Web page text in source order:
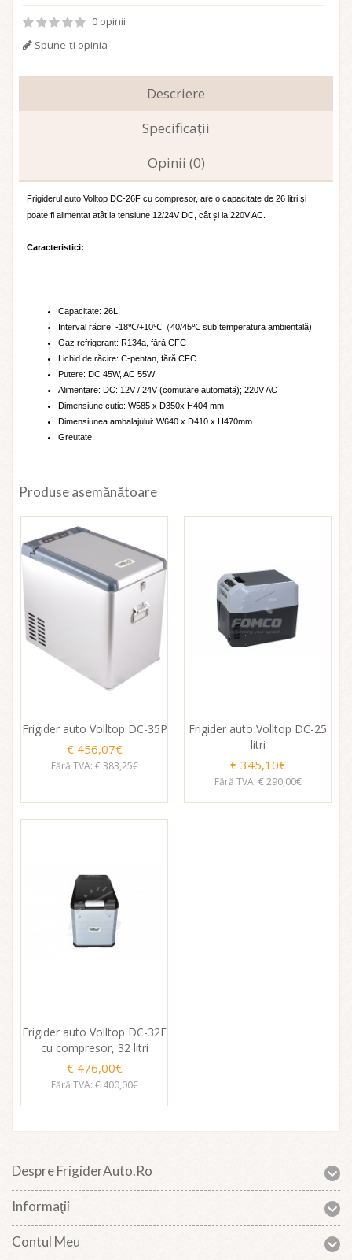
0 opinii
Spune-ţi opinia
Descriere
Specificaţii
Opinii (0)
Frigiderul auto Volltop DC-26F cu compresor, are o capacitate de 26 litri și
poate fi alimentat atât la tensiune 12/24V DC, cât și la 220V AC.
Caracteristici:
Capacitate: 26L
Interval răcire: -18℃/+10℃（40/45℃ sub temperatura ambientală)
Gaz refrigerant: R134a, fără CFC
Lichid de răcire: C-pentan, fără CFC
Putere: DC 45W, AC 55W
Alimentare: DC: 12V / 24V (comutare automată); 220V AC
Dimensiune cutie: W585 x D350x H404 mm
Dimensiunea ambalajului: W640 x D410 x H470mm
Greutate:
Produse asemănătoare
Frigider auto Volltop DC-35P
€ 456,07€
Fără TVA: € 383,25€
Frigider auto Volltop DC-25
litri
€ 345,10€
Fără TVA: € 290,00€
Frigider auto Volltop DC-32F
cu compresor, 32 litri
€ 476,00€
Fără TVA: € 400,00€
Despre FrigiderAuto.ro
Informaţii
Contul Meu